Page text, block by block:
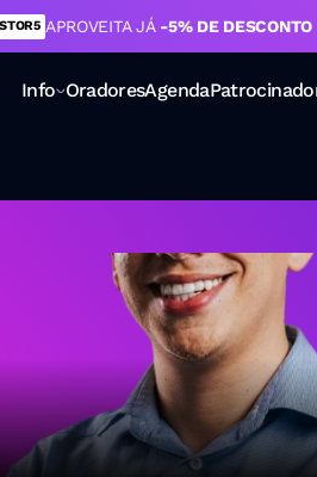
APROVEITA JÁ -5% DE DESCONTO
Info OradoresAgenda